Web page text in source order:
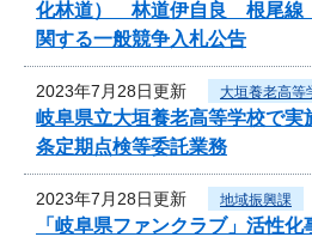
化林道） 林道伊自良 根尾線
関する一般競争入札公告
2023年7月28日更新 大垣養老高等
岐阜県立大垣養老高等学校で実
条定期点検等委託業務
2023年7月28日更新 地域振興課
「岐阜県ファンクラブ」活性